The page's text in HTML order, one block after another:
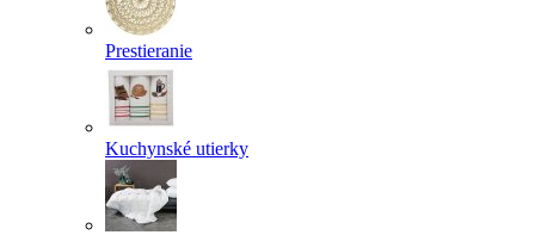
Prestieranie
Kuchynské utierky